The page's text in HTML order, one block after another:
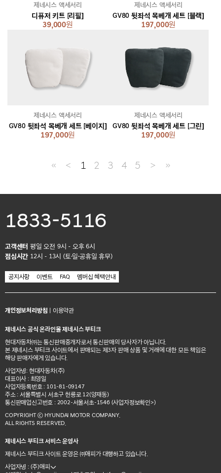
디퓨저 키트 [리필]
39,000원
제네시스 액세서리
GV80 뒷좌석 목베개 세트 [블랙]
197,000원
제네시스 액세서리
GV80 뒷좌석 목베개 세트 [베이지]
197,000원
제네시스 액세서리
GV80 뒷좌석 목베개 세트 [그린]
197,000원
제네시스 액세서리
≪ ＜ 1 2 3 4 5 ＞ ≫
1833-5116
고객센터 평일 오전 9시 - 오후 6시
점심시간 12시 - 13시 (토·일·공휴일 휴무)
공지사항 이벤트 FAQ 멤버십 혜택안내
개인정보처리방침 이용약관
제네시스 공식 온라인몰 제네시스 부티크
현대자동차㈜는 통신판매중개자로서 통신판매의 당사자가 아닙니다.
본 제네시스 부티크 사이트에서 판매되는 제3자 판매 상품 및 거래에 대한 모든 책임은
해당 판매자에게 있습니다.
사업자명: 현대자동차(주)
대표이사 : 최영일
사업자등록번호 : 101-81-09147
주소 : 서울특별시 서초구 헌릉로 12(양재동)
통신판매업신고번호 : 2002-서울서초-1546 (사업자정보확인>)
COPYRIGHT ⓒ HYUNDAI MOTOR COMPANY.
ALL RIGHTS RESERVED.
제네시스 부티크 서비스 운영사
제네시스 부티크 사이트 운영은 ㈜애피가 대행하고 있습니다.
사업자명 : (주)애피